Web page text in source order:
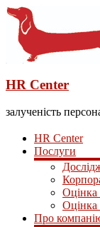
HR Center
залученість
HR Center
Послуги
Оцінка
Про